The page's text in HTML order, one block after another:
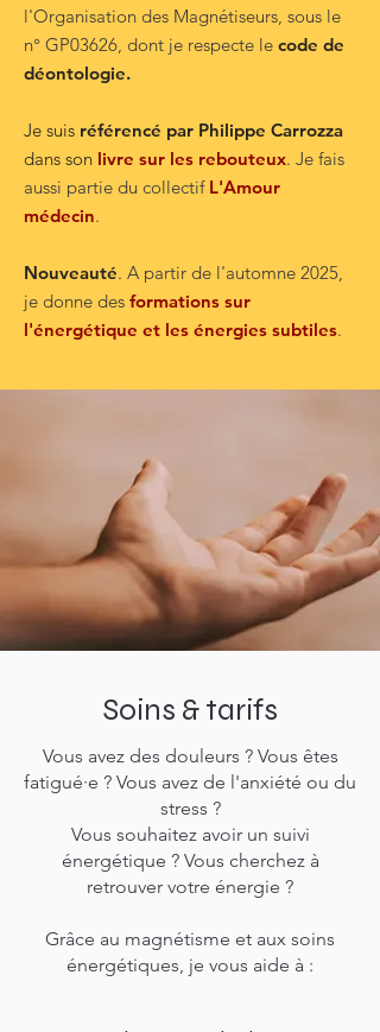
l'Organisation des Magnétiseurs, sous le
n° GP03626, dont je respecte le code de
déontologie.
Je suis référencé par Philippe Carrozza
dans son livre sur les rebouteux. Je fais
aussi partie du collectif L'Amour
médecin.
Nouveauté. A partir de l'automne 2025,
je donne des formations sur
l'énergétique et les énergies subtiles.
Soins & tarifs
Vous avez des douleurs ? Vous êtes
fatigué·e ? Vous avez de l'anxiété ou du
stress ?
Vous souhaitez avoir un suivi
énergétique ? Vous cherchez à
retrouver votre énergie ?
Grâce au magnétisme et aux soins
énergétiques, je vous aide à :